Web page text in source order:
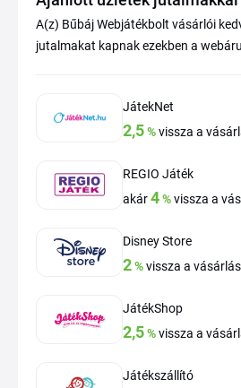
A(z) Bűbáj Webjátékbolt vásárlói
jutalmakat kapnak ezekben a
JátekNet
2,5%vissza a
REGIO Játék
akár4%vissza a
Disney Store
2%vissza a
JátékShop
2,5%vissza a
Játékszállító